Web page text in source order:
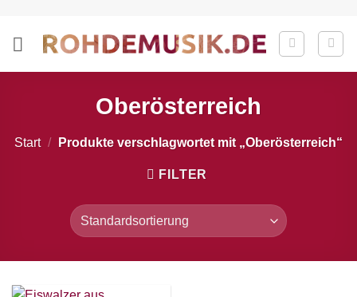
springen
Oberösterreich
Start / Produkte verschlagwortet mit „Oberösterreich“
FILTER